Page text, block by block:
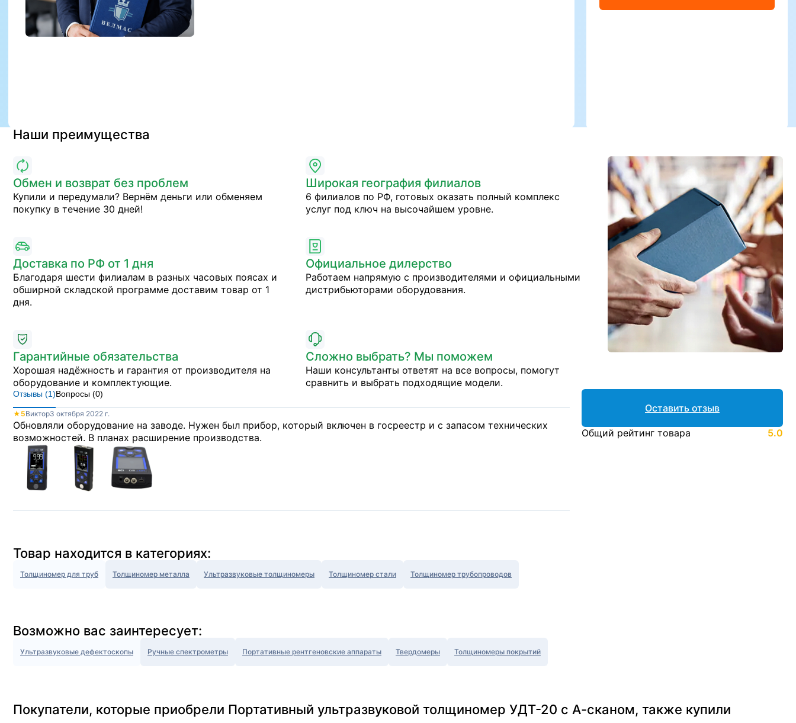
Наши преимущества
Обмен и возврат без проблем
Купили и передумали? Вернём деньги или обменяем
покупку в течение 30 дней!
Широкая география филиалов
6 филиалов по РФ, готовых оказать полный комплекс
услуг под ключ на высочайшем уровне.
Доставка по РФ от 1 дня
Благодаря шести филиалам в разных часовых поясах и
обширной складской программе доставим товар от 1
дня.
Официальное дилерство
Работаем напрямую с производителями и официальными
дистрибьюторами оборудования.
Гарантийные обязательства
Хорошая надёжность и гарантия от производителя на
оборудование и комплектующие.
Сложно выбрать? Мы поможем
Наши консультанты ответят на все вопросы, помогут
сравнить и выбрать подходящие модели.
Отзывы (1)Вопросы (0)
★ 5Виктор3 октября 2022 г.
Обновляли оборудование на заводе. Нужен был прибор, который включен в госреестр и с запасом технических
возможностей. В планах расширение производства.
Оставить отзыв
Общий рейтинг товара 5.0
Товар находится в категориях:
Толщиномер для труб Толщиномер металла Ультразвуковые толщиномеры Толщиномер стали Толщиномер трубопроводов
Возможно вас заинтересует:
Ультразвуковые дефектоскопы Ручные спектрометры Портативные рентгеновские аппараты Твердомеры Толщиномеры покрытий
Покупатели, которые приобрели Портативный ультразвуковой толщиномер УДТ-20 с А-сканом, также купили